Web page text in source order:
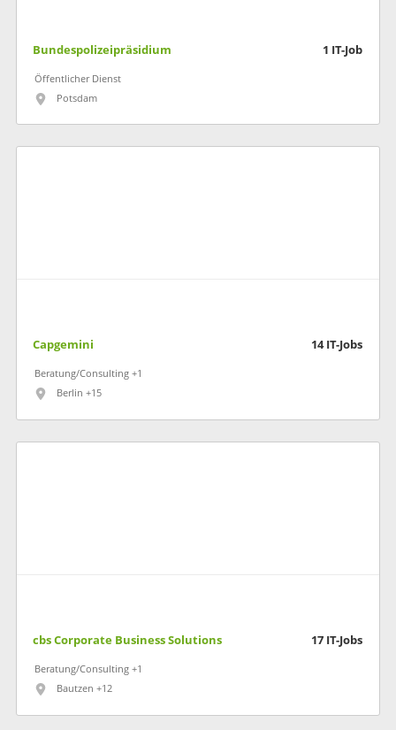
Bundespolizeipräsidium 1 IT-Job
Öffentlicher Dienst
Potsdam
Capgemini 14 IT-Jobs
Beratung/Consulting +1
Berlin +15
cbs Corporate Business Solutions 17 IT-Jobs
Beratung/Consulting +1
Bautzen +12